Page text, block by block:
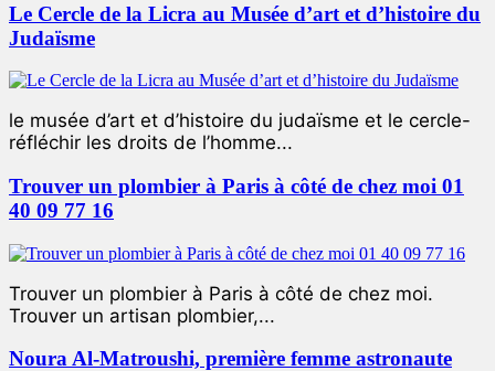
Le Cercle de la Licra au Musée d’art et d’histoire du
Judaïsme
le musée d’art et d’histoire du judaïsme et le cercle-
réfléchir les droits de l’homme...
Trouver un plombier à Paris à côté de chez moi 01
40 09 77 16
Trouver un plombier à Paris à côté de chez moi.
Trouver un artisan plombier,...
Noura Al-Matroushi, première femme astronaute